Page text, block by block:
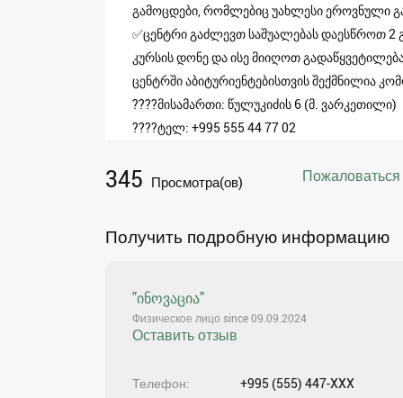
გამოცდები, რომლებიც უახლესი ეროვნული
✅ცენტრი გაძლევთ საშუალებას დაესწროთ
კურსის დონე და ისე მიიღოთ
ცენტრში აბიტურიენტებისთვის შექმნილია
????მისამართი: წულუკიძის 6 (მ. ვარკეთილი)
????ტელ: +995 555 44 77 02
345 Просмотра(ов)
Получить подробную информацию
"ინოვაცია"
Физическое лицо since 09.09.2024
Оставить отзыв
Телефон
+995 (555) 447-XXX